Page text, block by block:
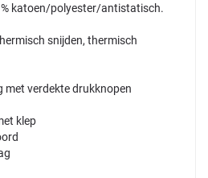
katoen/polyester/antistatisch.
snijden, thermisch
met verdekte drukknopen
klep